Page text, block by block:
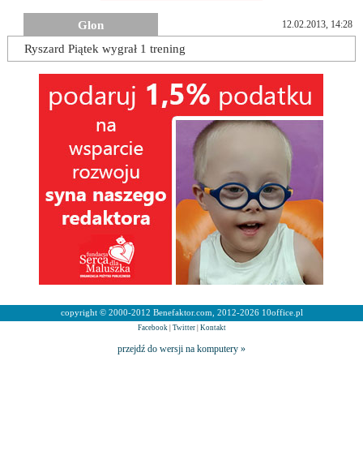
Glon 12.02.2013, 14:28
Ryszard Piątek wygrał 1 trening
copyright © 2000-2012 Benefaktor.com, 2012-2026 10office.pl
Facebook| Twitter| Kontakt
przejdź do wersji na komputery »